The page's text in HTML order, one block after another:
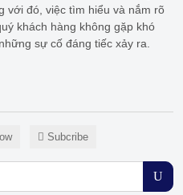
với đó, việc tìm hiểu và nắm rõ
khách hàng không gặp khó
sự cố đáng tiếc xảy ra.
Subcribe